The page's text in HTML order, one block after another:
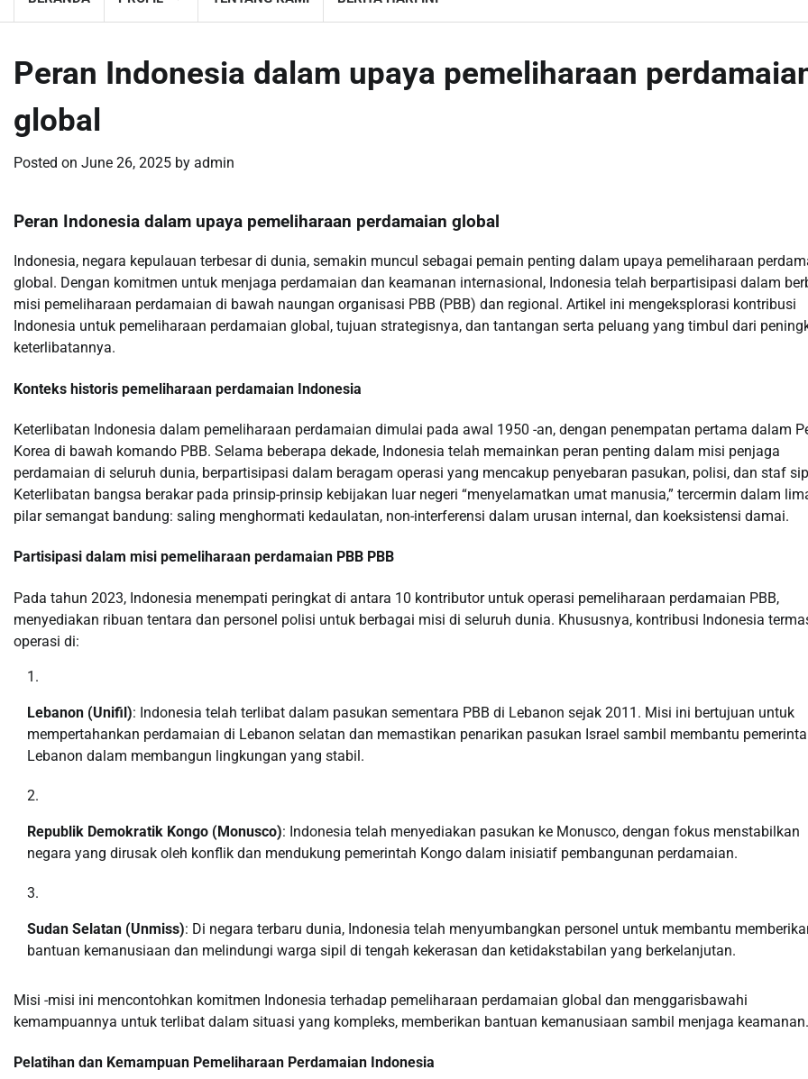
Peran Indonesia dalam upaya pemeliharaan
global
Posted on June 26, 2025 by admin
Peran Indonesia dalam upaya pemeliharaan perdamaian global
Indonesia, negara kepulauan terbesar di dunia, semakin muncul sebagai pemain penting dalam upaya pemeliharaan
global. Dengan komitmen untuk menjaga perdamaian dan keamanan internasional, Indonesia telah berpartisipasi dalam
misi pemeliharaan perdamaian di bawah naungan organisasi PBB (PBB) dan regional. Artikel ini mengeksplorasi kontribusi
Indonesia untuk pemeliharaan perdamaian global, tujuan strategisnya, dan tantangan serta peluang yang timbul dari
keterlibatannya.
Konteks historis pemeliharaan perdamaian Indonesia
Keterlibatan Indonesia dalam pemeliharaan perdamaian dimulai pada awal 1950 -an, dengan penempatan pertama dalam
Korea di bawah komando PBB. Selama beberapa dekade, Indonesia telah memainkan peran penting dalam misi penjaga
perdamaian di seluruh dunia, berpartisipasi dalam beragam operasi yang mencakup penyebaran pasukan, polisi, dan staf
Keterlibatan bangsa berakar pada prinsip-prinsip kebijakan luar negeri “menyelamatkan umat manusia,” tercermin dalam
pilar semangat bandung: saling menghormati kedaulatan, non-interferensi dalam urusan internal, dan koeksistensi damai.
Partisipasi dalam misi pemeliharaan perdamaian PBB PBB
Pada tahun 2023, Indonesia menempati peringkat di antara 10 kontributor untuk operasi pemeliharaan perdamaian PBB,
menyediakan ribuan tentara dan personel polisi untuk berbagai misi di seluruh dunia. Khususnya, kontribusi Indonesia
operasi di:
Lebanon (Unifil): Indonesia telah terlibat dalam pasukan sementara PBB di Lebanon sejak 2011. Misi ini bertujuan untuk
mempertahankan perdamaian di Lebanon selatan dan memastikan penarikan pasukan Israel sambil membantu
Lebanon dalam membangun lingkungan yang stabil.
Republik Demokratik Kongo (Monusco): Indonesia telah menyediakan pasukan ke Monusco, dengan fokus menstabilkan
negara yang dirusak oleh konflik dan mendukung pemerintah Kongo dalam inisiatif pembangunan perdamaian.
Sudan Selatan (Unmiss): Di negara terbaru dunia, Indonesia telah menyumbangkan personel untuk membantu
bantuan kemanusiaan dan melindungi warga sipil di tengah kekerasan dan ketidakstabilan yang berkelanjutan.
Misi -misi ini mencontohkan komitmen Indonesia terhadap pemeliharaan perdamaian global dan menggarisbawahi
kemampuannya untuk terlibat dalam situasi yang kompleks, memberikan bantuan kemanusiaan sambil menjaga keamanan.
Pelatihan dan Kemampuan Pemeliharaan Perdamaian Indonesia